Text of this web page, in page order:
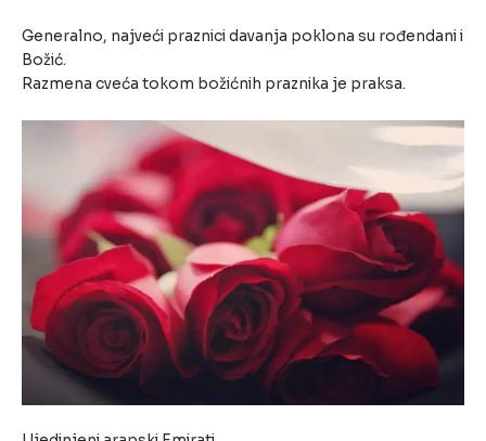
Generalno, najveći praznici davanja poklona su rođendani i
Božić.
Razmena cveća tokom božićnih praznika je praksa.